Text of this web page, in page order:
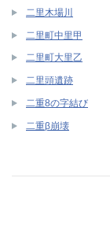
二里木場川
二里町中里甲
二里町大里乙
二里頭遺跡
二重8の字結び
二重β崩壊